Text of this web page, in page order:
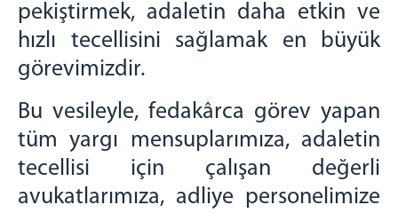
Yazı İşleri Müdürlüğü
İdari İşler Müdürlüğü
Bilgi İşlem Şefliği
MAHKEMELER
Adalet Komisyon Başkanlığı
Ceza Mahkemeleri
1.Ağır Ceza Mahkemesi
2.Ağır Ceza Mahkemesi
pekiştirmek, adaletin daha etkin ve
hızlı tecellisini sağlamak en büyük
görevimizdir.
Bu vesileyle, fedakârca görev yapan
tüm yargı mensuplarımıza, adaletin
tecellisi için çalışan değerli
avukatlarımıza, adliye personelimize